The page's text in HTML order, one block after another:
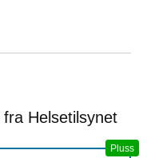
Helsetilsynet